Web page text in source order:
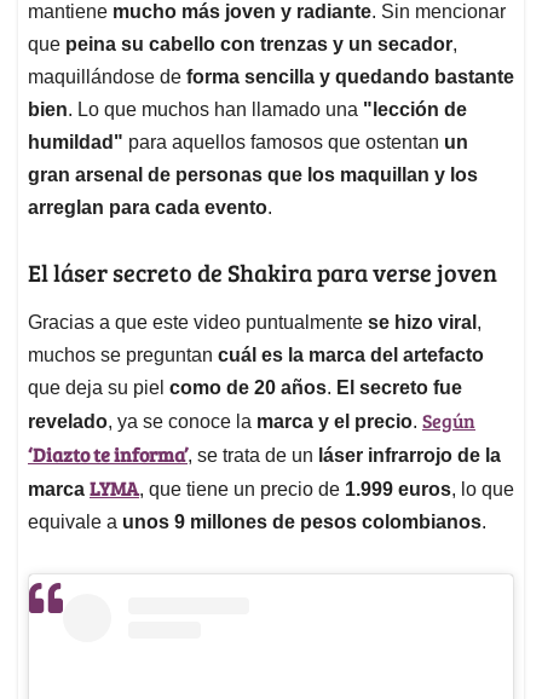
mantiene mucho más joven y radiante. Sin mencionar
que peina su cabello con trenzas y un secador,
maquillándose de forma sencilla y quedando bastante
bien. Lo que muchos han llamado una "lección de
humildad" para aquellos famosos que ostentan un
gran arsenal de personas que los maquillan y los
arreglan para cada evento.
El láser secreto de Shakira para verse joven
Gracias a que este video puntualmente se hizo viral ,
muchos se preguntan cuál es la marca del artefacto
que deja su piel como de 20 años. El secreto fue
revelado, ya se conoce la marca y el precio. Según
‘Diazto te informa’, se trata de un láser infrarrojo de la
marca LYMA, que tiene un precio de 1.999 euros, lo que
equivale a unos 9 millones de pesos colombianos.